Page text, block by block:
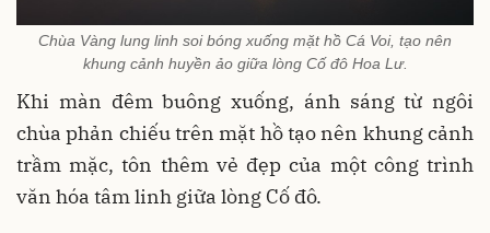
Chùa Vàng lung linh soi bóng xuống mặt hồ Cá Voi, tạo nên
khung cảnh huyền ảo giữa lòng Cố đô Hoa Lư.
Khi màn đêm buông xuống, ánh sáng từ ngôi
chùa phản chiếu trên mặt hồ tạo nên khung cảnh
trầm mặc, tôn thêm vẻ đẹp của một công trình
văn hóa tâm linh giữa lòng Cố đô.